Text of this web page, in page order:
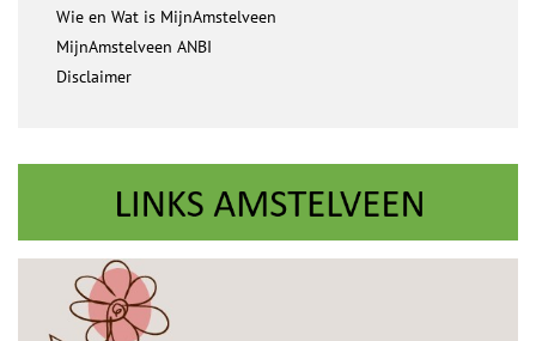
Wie en Wat is MijnAmstelveen
MijnAmstelveen ANBI
Disclaimer